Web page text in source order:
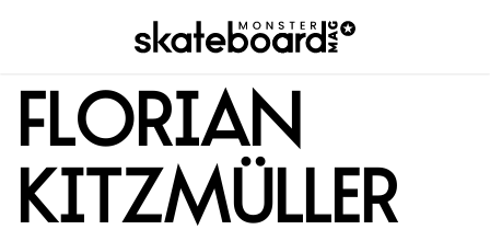
Florian
Kitzmüller